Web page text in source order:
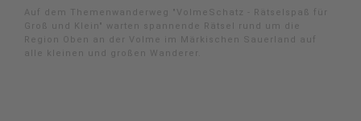
Auf dem Themenwanderweg "VolmeSchatz - Rätselspaß für
Groß und Klein" warten spannende Rätsel rund um die
Region Oben an der Volme im Märkischen Sauerland auf
alle kleinen und großen Wanderer.